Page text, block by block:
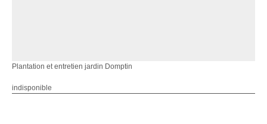
Plantation et entretien jardin Domptin
indisponible